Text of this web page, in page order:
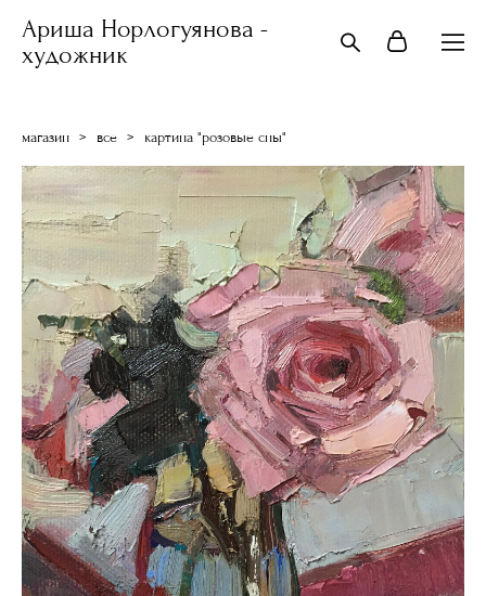
Ариша Норлогуянова -
художник
магазин > все > картина "розовые сны"